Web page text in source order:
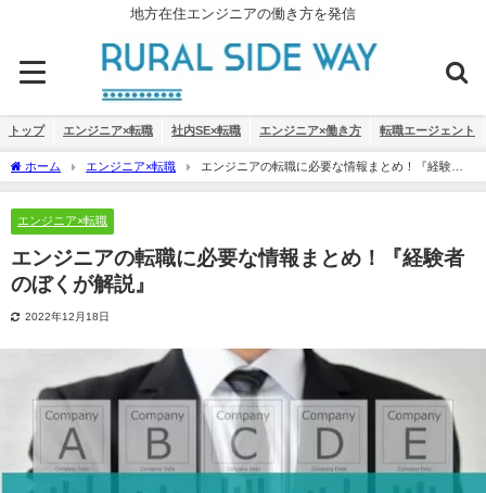
地方在住エンジニアの働き方を発信
トップ エンジニア×転職 社内SE×転職 エンジニア×働き方 転職エージェント
ホーム エンジニア×転職
エンジニアの転職に必要な情報まとめ！『経験者
のぼくが解説』
エンジニア×転職
エンジニアの転職に必要な情報まとめ！『経験者
のぼくが解説』
2022年12月18日